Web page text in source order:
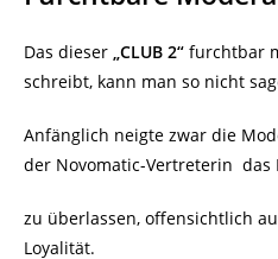
Das dieser „CLUB 2“ furchtbar
schreibt, kann man so nicht
Anfänglich neigte zwar die
der Novomatic-Vertreterin das
zu überlassen, offensichtlich
Loyalität.